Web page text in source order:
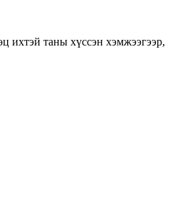
ихтэй таны хүссэн хэмжээгээр,